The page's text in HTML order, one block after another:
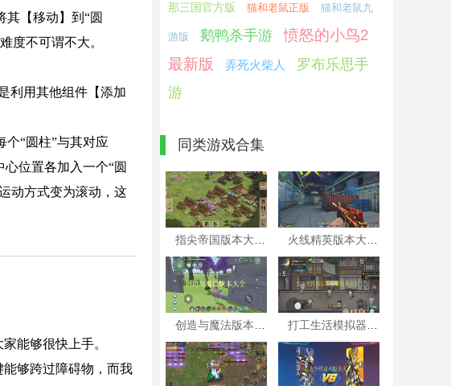
其【移动】到“圆
度不可谓不大。
利用其他组件【添加
个“圆柱”与其对应
位置各加入一个“圆
动方式变为滚动，这
能够很快上手。
够跨过障碍物，而我
那三国官方版 猫和老鼠正版 猫和老鼠九
游版 鹅鸭杀手游
愤怒的小鸟2
最新版
弄死火柴人
罗布乐思手
游
同类游戏合集